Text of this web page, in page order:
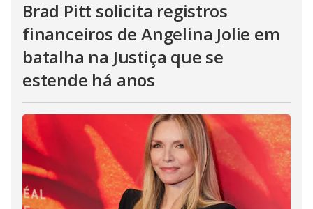
Brad Pitt solicita registros
financeiros de Angelina Jolie em
batalha na Justiça que se
estende há anos